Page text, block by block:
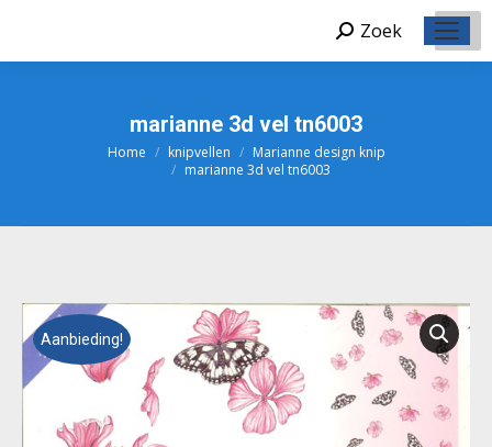
Zoeken:
Zoek
marianne 3d vel tn6003
Je bent hier:Home knipvellen
Marianne design knip
marianne 3d vel tn6003
Aanbieding!